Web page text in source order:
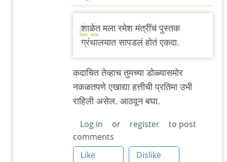
reply
to
३_१४
अदिती
शाळेत मला रमेश मंत्रींचं पुस्तक
ग्रंथालयात सापडलं होतं एकदा.
कदाचित तेव्हाच तुमच्या डोळ्यासमोर
नकळतपणे एखाद्या हत्तीची प्रतिमा उभी
राहिली असेल. आठवून बघा.
Log in or register
to post
comments
Like
Dislike